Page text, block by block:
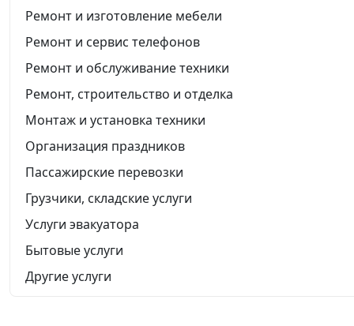
Ремонт и изготовление мебели
Ремонт и сервис телефонов
Ремонт и обслуживание техники
Ремонт, строительство и отделка
Монтаж и установка техники
Организация праздников
Пассажирские перевозки
Грузчики, складские услуги
Услуги эвакуатора
Бытовые услуги
Другие услуги